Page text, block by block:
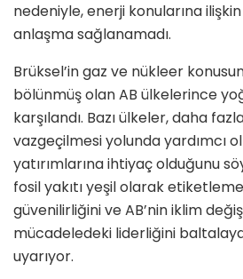
nedeniyle, enerji konularına
anlaşma sağlanamadı.
Brüksel’in gaz ve nükleer
bölünmüş olan AB ülkelerince
karşılandı. Bazı ülkeler, daha
vazgeçilmesi yolunda yardımcı
yatırımlarına ihtiyaç olduğunu
fosil yakıtı yeşil olarak
güvenilirliğini ve AB’nin iklim
mücadeledeki liderliğini
uyarıyor.